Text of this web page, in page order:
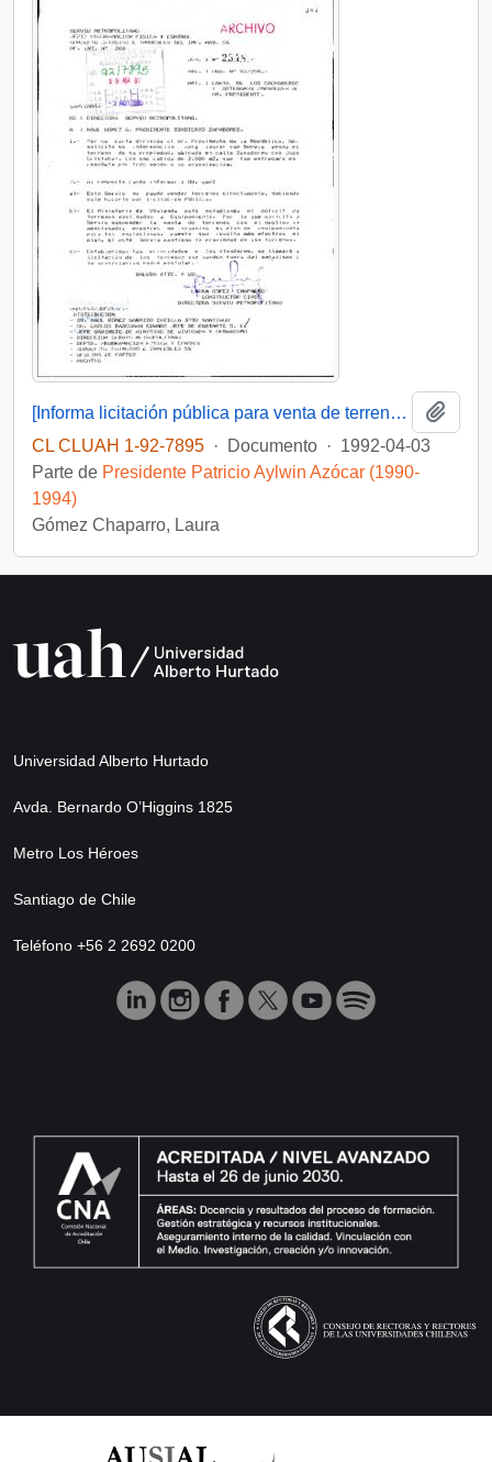
[Informa licitación pública para venta de terreno por medio de SERVIU]
CL CLUAH 1-92-7895 · Documento · 1992-04-03
Parte de Presidente Patricio Aylwin Azócar (1990-
1994)
Gómez Chaparro, Laura
Universidad Alberto Hurtado
Avda. Bernardo O’Higgins 1825
Metro Los Héroes
Santiago de Chile
Teléfono +56 2 2692 0200